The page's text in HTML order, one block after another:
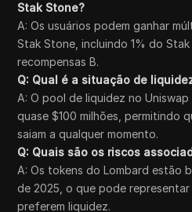
Stak Stone?
A: Os usuários podem ganhar
Stak Stone, incluindo 1% do
recompensas B.
Q: Qual é a situação de
A: O pool de liquidez no
quase $100 milhões, permitindo
saiam a qualquer momento.
Q: Quais são os riscos
A: Os tokens do Lombard estão
de 2025, o que pode
preferem liquidez.